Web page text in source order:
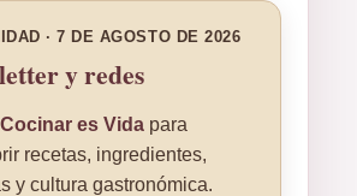
· 7 DE AGOSTO DE 2026
y redes
Cocinar es Vida para
recetas, ingredientes,
y cultura gastronómica.